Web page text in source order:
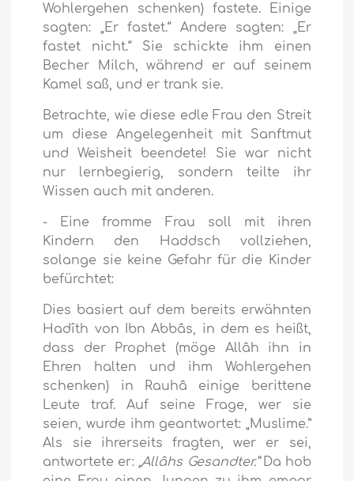
Wohlergehen schenken) fastete. Einige
sagten: „Er fastet.“ Andere sagten: „Er
fastet nicht.“ Sie schickte ihm einen
Becher Milch, während er auf seinem
Kamel saß, und er trank sie.
Betrachte, wie diese edle Frau den Streit
um diese Angelegenheit mit Sanftmut
und Weisheit beendete! Sie war nicht
nur lernbegierig, sondern teilte ihr
Wissen auch mit anderen.
- Eine fromme Frau soll mit ihren
Kindern den Haddsch vollziehen,
solange sie keine Gefahr für die Kinder
befürchtet:
Dies basiert auf dem bereits erwähnten
Hadîth von Ibn Abbâs, in dem es heißt,
dass der Prophet (möge Allâh ihn in
Ehren halten und ihm Wohlergehen
schenken) in Rauhâ einige berittene
Leute traf. Auf seine Frage, wer sie
seien, wurde ihm geantwortet: „Muslime.”
Als sie ihrerseits fragten, wer er sei,
antwortete er: „Allâhs Gesandter.”Da hob